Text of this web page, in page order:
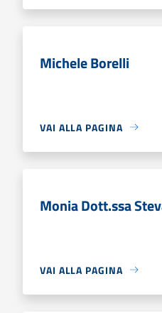
Michele Borelli
VAI ALLA PAGINA
Monia Dott.ssa
VAI ALLA PAGINA